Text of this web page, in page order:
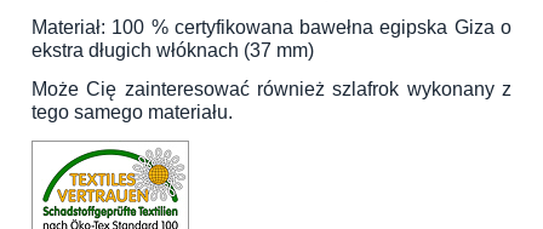
Materiał: 100 % certyfikowana bawełna egipska Giza o
ekstra długich włóknach (37 mm)
Może Cię zainteresować równieższlafrok wykonany z
tego samego materiału.